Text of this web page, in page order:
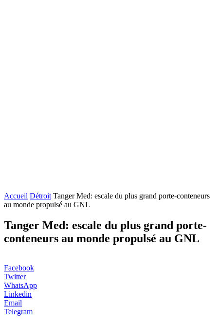
Accueil Détroit Tanger Med: escale du plus grand porte-conteneurs
au monde propulsé au GNL
Tanger Med: escale du plus grand porte-
conteneurs au monde propulsé au GNL
Facebook
Twitter
WhatsApp
Linkedin
Email
Telegram